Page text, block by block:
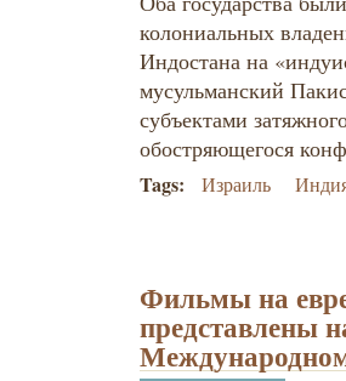
колониальных
Индостана на
мусульманский
субъектами
обостряющегося
Tags: Израиль
Фильмы на
представлены